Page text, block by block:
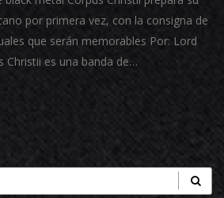
por primera vez, con la consigna de
que serán memorables Por: Lord
Christii es una banda de…